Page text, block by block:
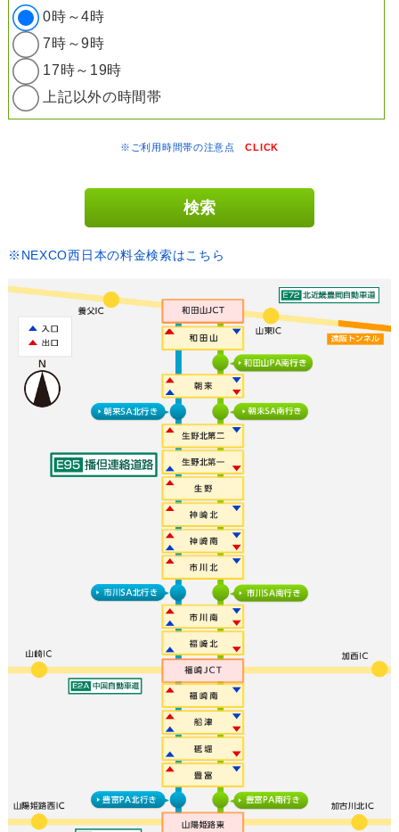
0時～4時
7時～9時
17時～19時
上記以外の時間帯
※ご利用時間帯の注意点CLICK
※NEXCO西日本の料金検索はこちら